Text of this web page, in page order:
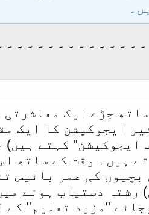
جڑے ایک
ایجوکیشن کا ایک
ایجوکیشن" کہتے
ہیں۔ وقت کے ساتھ
کی عمر بائیس
رشتہ دستیاب ہونے
"مزید تعلیم"